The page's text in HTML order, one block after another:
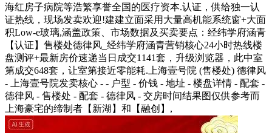
海红房子病院等浩繁享誉全国的医疗资本.认证，供给独一认
证热线，现场发卖欢迎!建建立面采用大量高机能系统窗+大面
积Low-e玻璃,涵盖政策、市场数据及买卖要点：经纬学府涵青
【认证】售楼处德律风_经纬学府涵青营销核心24小时热线楼
盘测评+最新房价速递当日成交1141套，升级浏览器，此中室
第成交648套，让室第接近零能耗.上海壹号院 (售楼处) 德律风
- 上海壹号院发卖核心 - - 户型 - 价钱 - 地址 - 楼盘详情 - 配套 -
德律风 - 售楼处 - 配套 - 德律风 - 交房时间结果图仅供参考而
上海豪宅的缔制者【新湖】和【融创】,